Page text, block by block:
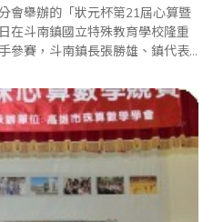
會舉辦的「狀元杯第21屆心算暨
在斗南鎮國立特殊教育學校隆重
參賽，斗南鎮長張勝雄、鎮代表
人瞠目結舌，比賽結果在上午
辰，成績..